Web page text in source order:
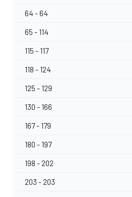
64 - 64
65 - 114
115 - 117
118 - 124
125 - 129
130 - 166
167 - 179
180 - 197
198 - 202
203 - 203